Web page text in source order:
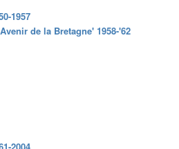
1957
de la Bretagne' 1958-'62